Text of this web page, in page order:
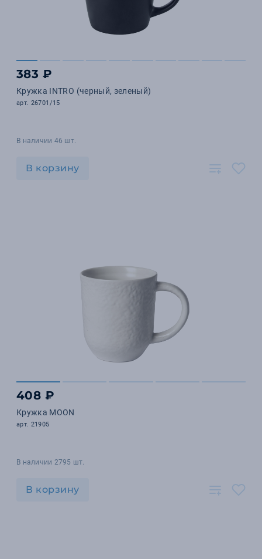
383 ₽
Кружка INTRO (черный, зеленый)
арт. 26701/15
В наличии 46 шт.
В корзину
408 ₽
Кружка MOON
арт. 21905
В наличии 2795 шт.
В корзину